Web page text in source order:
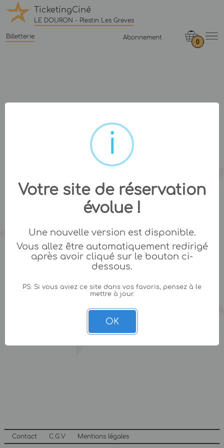
TicketingCiné
LE DOURON - Plestin Les Greves
Billetterie Abonnement
0
Contact C.G.V Mentions légales
Votre site de réservation
évolue !
Une nouvelle version est disponible.
Vous allez être automatiquement redirigé
après avoir cliqué sur le bouton ci-
dessous.
PS: Si vous aviez ce site dans vos favoris, pensez à le
mettre à jour.
OK